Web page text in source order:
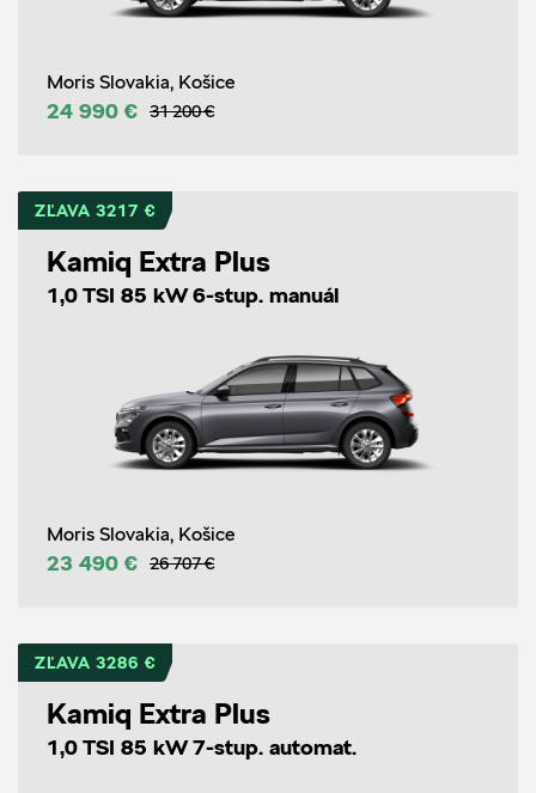
Moris Slovakia, Košice
24 990 € 31 200 €
ZĽAVA 3217 €
Kamiq Extra Plus
1,0 TSI 85 kW 6-stup. manuál
Moris Slovakia, Košice
23 490 € 26 707 €
ZĽAVA 3286 €
Kamiq Extra Plus
1,0 TSI 85 kW 7-stup. automat.